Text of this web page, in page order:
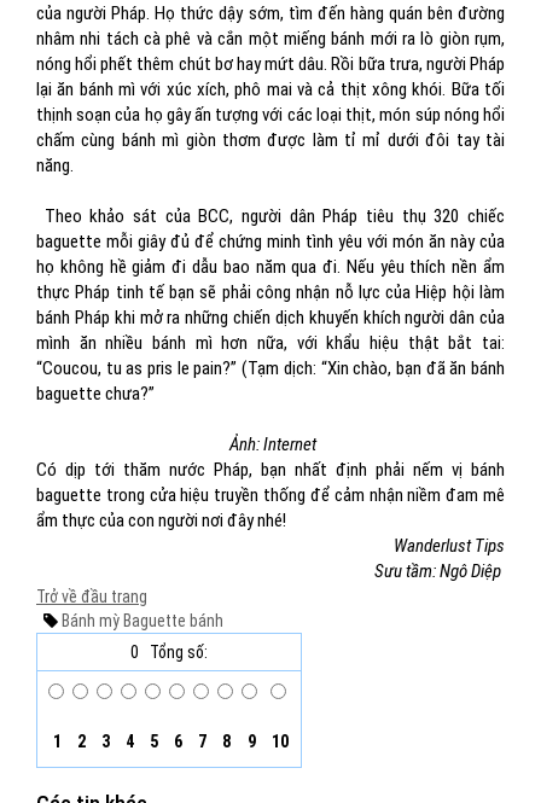
của người Pháp. Họ thức dậy sớm, tìm đến hàng quán bên đường
nhâm nhi tách cà phê và cắn một miếng bánh mới ra lò giòn rụm,
nóng hổi phết thêm chút bơ hay mứt dâu. Rồi bữa trưa, người Pháp
lại ăn bánh mì với xúc xích, phô mai và cả thịt xông khói. Bữa tối
thịnh soạn của họ gây ấn tượng với các loại thịt, món súp nóng hổi
chấm cùng bánh mì giòn thơm được làm tỉ mỉ dưới đôi tay tài
năng.
Theo khảo sát của BCC, người dân Pháp tiêu thụ 320 chiếc
baguette mỗi giây đủ để chứng minh tình yêu với món ăn này của
họ không hề giảm đi dẫu bao năm qua đi. Nếu yêu thích nền ẩm
thực Pháp tinh tế bạn sẽ phải công nhận nỗ lực của Hiệp hội làm
bánh Pháp khi mở ra những chiến dịch khuyến khích người dân của
mình ăn nhiều bánh mì hơn nữa, với khẩu hiệu thật bắt tai:
“Coucou, tu as pris le pain?” (Tạm dịch: “Xin chào, bạn đã ăn bánh
baguette chưa?”
Ảnh: Internet
Có dịp tới thăm nước Pháp, bạn nhất định phải nếm vị bánh
baguette trong cửa hiệu truyền thống để cảm nhận niềm đam mê
ẩm thực của con người nơi đây nhé!
Wanderlust Tips
Sưu tầm: Ngô Diệp
Trở về đầu trang
Bánh mỳ Baguette bánh
0
Tổng số:
1 2 3 4 5 6 7 8 9 10